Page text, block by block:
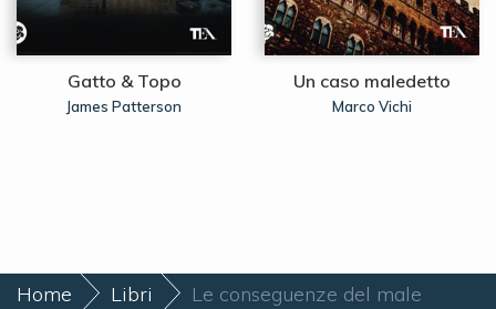
Gatto & Topo
James Patterson
Un caso maledetto
Marco Vichi
Home Libri Le conseguenze del male